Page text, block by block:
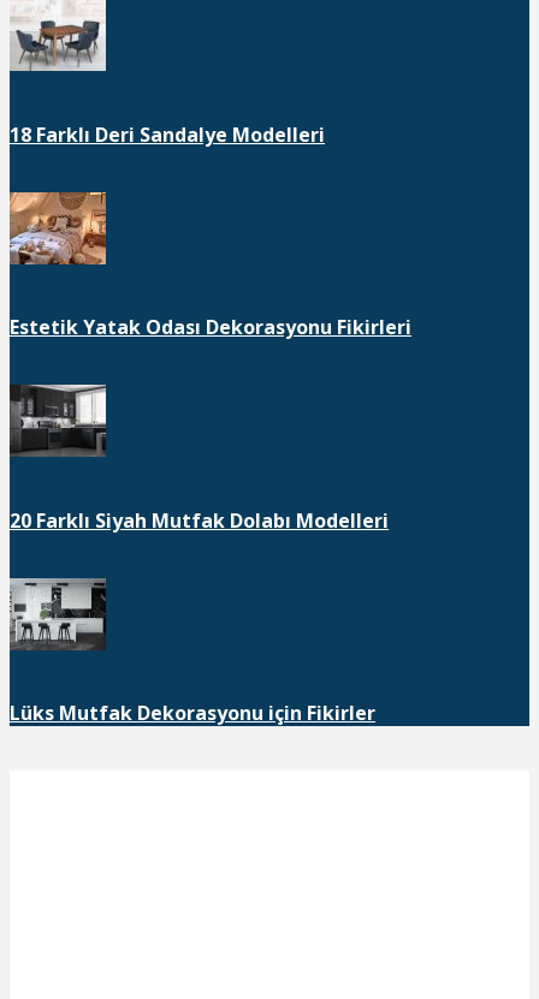
18 Farklı Deri Sandalye Modelleri
Estetik Yatak Odası Dekorasyonu Fikirleri
20 Farklı Siyah Mutfak Dolabı Modelleri
Lüks Mutfak Dekorasyonu için Fikirler